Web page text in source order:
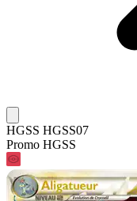
HGSS HGSS07
Promo HGSS